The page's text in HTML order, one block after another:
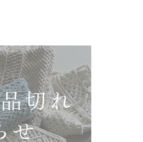
ルのお知らせ
』7月号